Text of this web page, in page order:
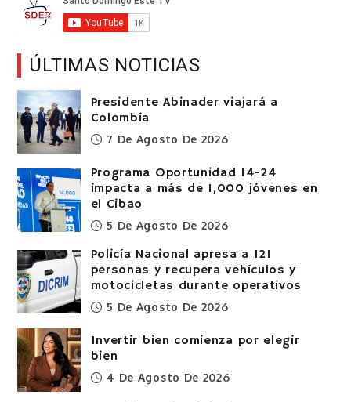
ÚLTIMAS NOTICIAS
Presidente Abinader viajará a
Colombia
7 De Agosto De 2026
Programa Oportunidad 14-24
impacta a más de 1,000 jóvenes en
el Cibao
5 De Agosto De 2026
Policía Nacional apresa a 121
personas y recupera vehículos y
motocicletas durante operativos
5 De Agosto De 2026
Invertir bien comienza por elegir
bien
4 De Agosto De 2026